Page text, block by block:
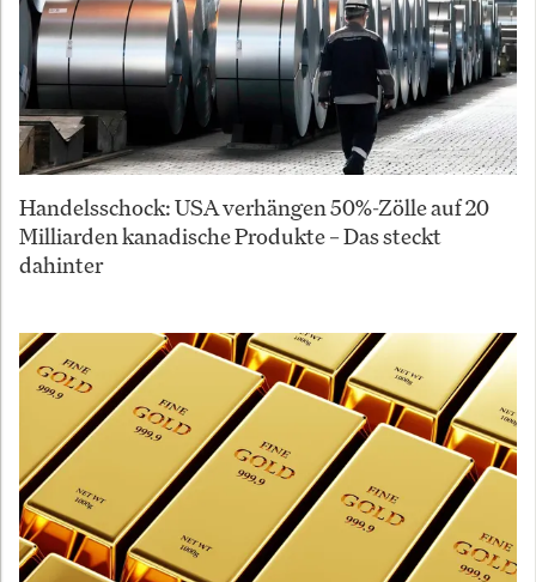
Handelsschock: USA verhängen 50%-Zölle auf 20
Milliarden kanadische Produkte – Das steckt
dahinter